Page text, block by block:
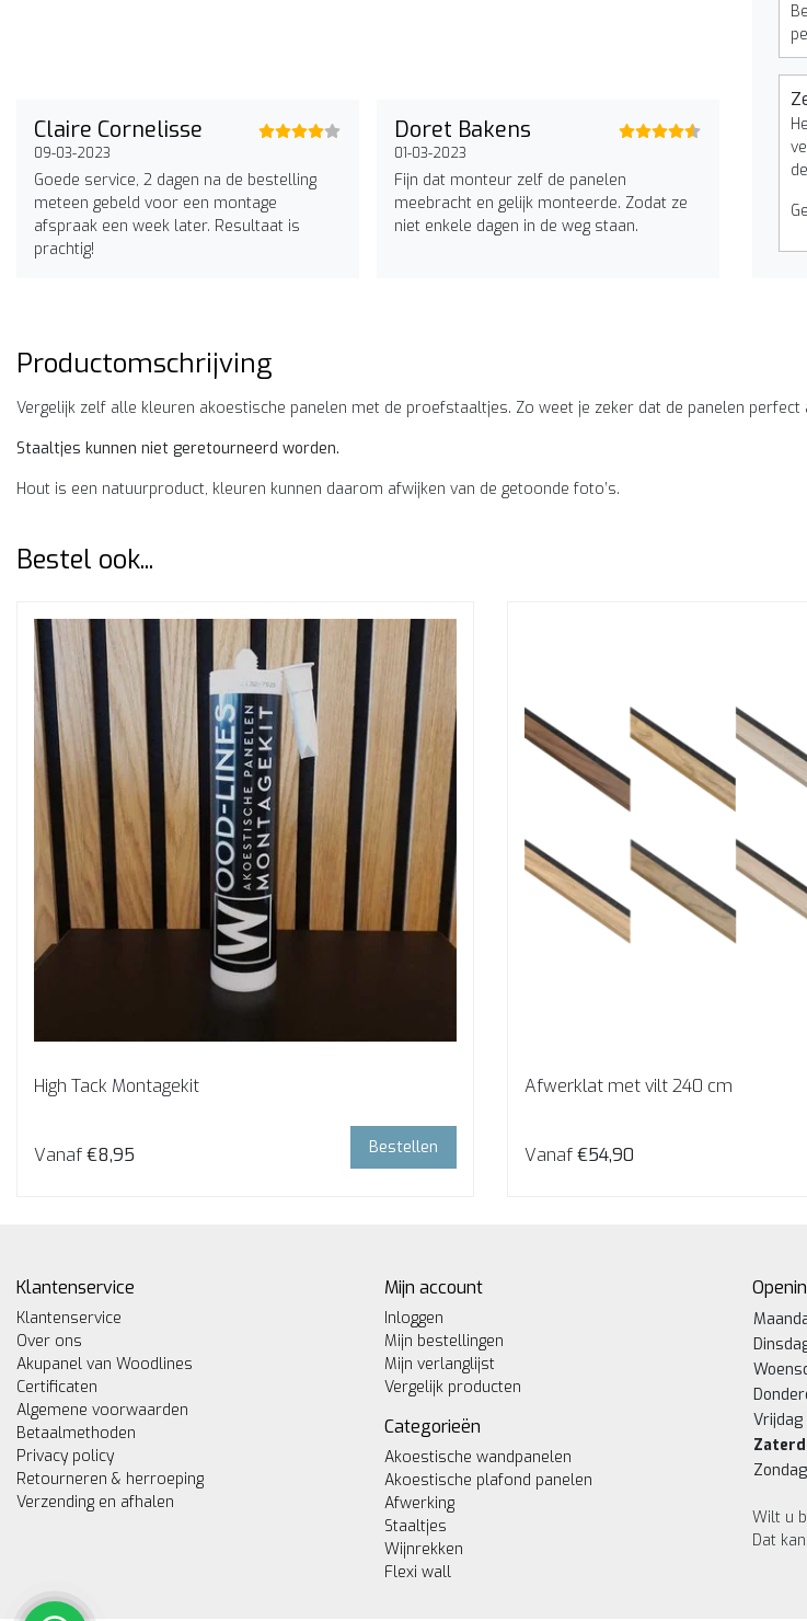
Claire Cornelisse
09-03-2023
Goede service, 2 dagen na de bestelling
meteen gebeld voor een montage
afspraak een week later. Resultaat is
prachtig!
Doret Bakens
01-03-2023
Fijn dat monteur zelf de panelen
meebracht en gelijk monteerde. Zodat ze
niet enkele dagen in de weg staan.
Productomschrijving
Vergelijk zelf alle kleuren akoestische panelen met de proefstaaltjes. Zo weet je zeker dat de panelen
Staaltjes kunnen niet geretourneerd worden.
Hout is een natuurproduct, kleuren kunnen daarom afwijken van de getoonde foto’s.
Bestel ook...
High Tack Montagekit
Vanaf€8,95 Bestellen
Afwerklat met vilt 240 cm
Vanaf€54,90
Klantenservice
Klantenservice
Over ons
Akupanel van Woodlines
Certificaten
Algemene voorwaarden
Betaalmethoden
Privacy policy
Retourneren & herroeping
Verzending en afhalen
Mijn account
Inloggen
Mijn bestellingen
Mijn verlanglijst
Vergelijk producten
Categorieën
Akoestische wandpanelen
Akoestische plafond panelen
Afwerking
Staaltjes
Wijnrekken
Flexi wall
Vrijdag
Zondag
Wilt u
Dat